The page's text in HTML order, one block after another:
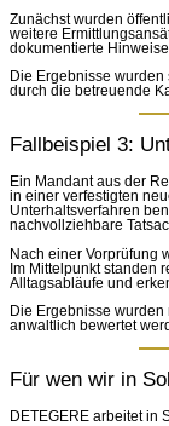
Zunächst wurden
weitere
dokumentierte
Die Ergebnisse
durch die betreuende
Fallbeispiel 3:
Ein Mandant aus der
in einer verfestigten
Unterhaltsverfahren
nachvollziehbare
Nach einer Vorprüfung
Im Mittelpunkt standen
Alltagsabläufe und
Die Ergebnisse
anwaltlich bewertet
Für wen wir in
DETEGERE arbeitet in